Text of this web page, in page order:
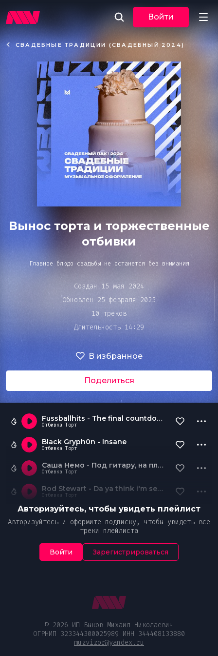
Новости
Музыка
По трекам
По жанрам
Плейлисты
Bar&Club
Эдиторы
Чарты
DJ BATTLE
Войти
СВАДЕБНЫЕ ТРАДИЦИИ (СВАДЕБНЫЙ 2024)
Вынос торта и торжественные
отбивки
Главное блюдо свадьбы не останется без внимания
Создан 15 мая 2024
Обновлён 25 февраля 2025
10 треков
Длительность 14:29
В избранное
Поделиться
Fussballhits - The final countdown
Отбивка Торт
Black Gryph0n - Insane
Отбивка Торт
Саша Немо - Под гитару, на пляже!
Отбивка Торт
Rod Stewart - Da ya think i'm sexy
Отбивка Торт
Авторизуйтесь, чтобы увидеть плейлист
Авторизуйтесь и оформите подписку, чтобы увидеть все
треки плейлиста
Войти Зарегистрироваться
воспроизведения
© 2026 ИП Быков Михаил Николаевич
ОГРНИП 323344300025989 ИНН 344408133880
muzvizor@yandex.ru